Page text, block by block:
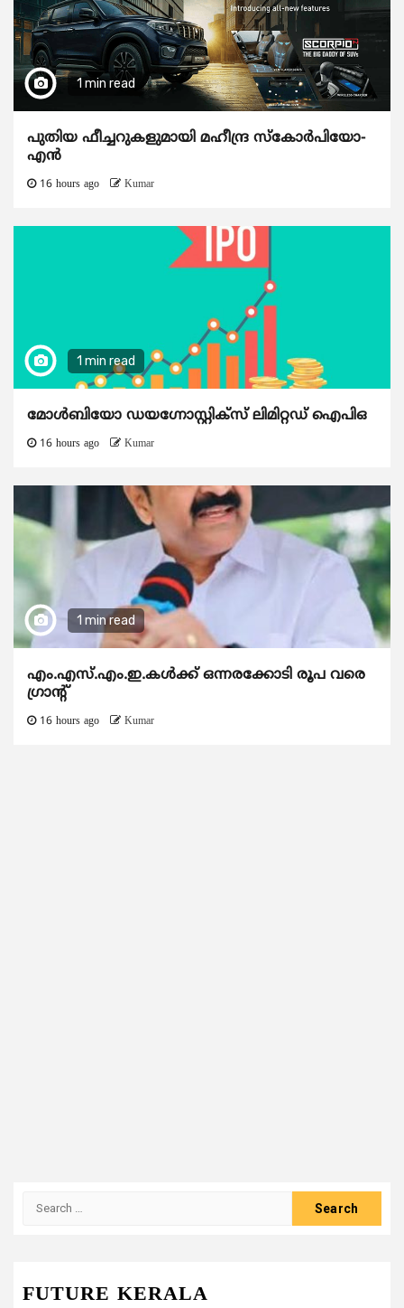
1 min read
പുതിയ ഫീച്ചറുകളുമായി മഹീന്ദ്ര സ്കോർപിയോ-
എൻ
16 hours ago Kumar
1 min read
മോൾബിയോ ഡയഗ്നോസ്റ്റിക്സ് ലിമിറ്റഡ് ഐപിഒ
16 hours ago Kumar
1 min read
എം.എസ്.എം.ഇ.കൾക്ക് ഒന്നരക്കോടി രൂപ വരെ
ഗ്രാന്റ്
16 hours ago Kumar
Search
FUTURE KERALA